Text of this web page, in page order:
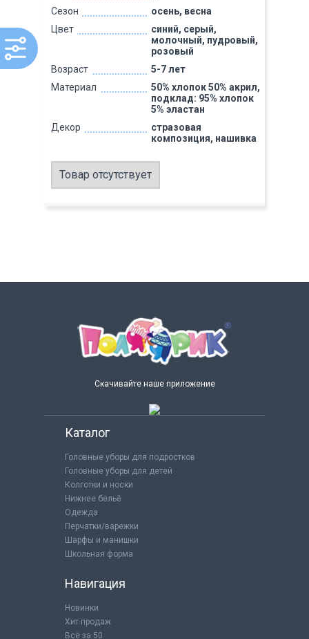
Сезон
осень, весна
Цвет
синий, серый,
молочный, пудровый,
розовый
Возраст
5-7 лет
Материал
50% хлопок 50% акрил,
подклад: 95% хлопок
5% эластан
Декор
стразовая
композиция, нашивка
Товар отсутствует
Скачивайте наше приложение
Каталог
Головные уборы для подростков
Головные уборы для детей
Колготки и носки
Нижнее бельё
Одежда
Перчатки/варежки
Шарфы и манишки
Школьная форма
Навигация
Новинки
Хит продаж
Всё за 50